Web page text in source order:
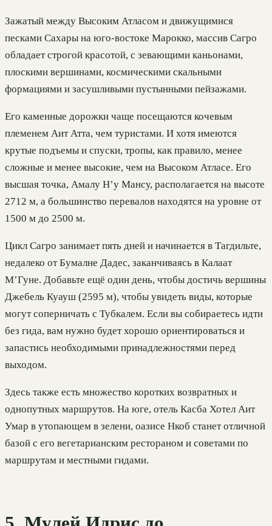
Зажатый между Высоким Атласом и движущимися
песками Сахары на юго-востоке Марокко, массив Сагро
обладает строгой красотой, с зевающими каньонами,
плоскими вершинами, космическими скальными
формациями и засушливыми пустынными пейзажами.
Его каменные дорожки чаще посещаются кочевым
племенем Аит Атта, чем туристами. И хотя имеются
крутые подъемы и спуски, тропы, как правило, менее
сложные и менее высокие, чем на Высоком Атласе. Его
высшая точка, Амалу Н’у Мансу, располагается на высоте
2712 м, а большинство перевалов находятся на уровне от
1500 м до 2500 м.
Цикл Сагро занимает пять дней и начинается в Тагдильте,
недалеко от Бумалне Дадес, заканчиваясь в Калаат
М’Гуне. Добавьте ещё один день, чтобы достичь вершины
Джебель Куауш (2595 м), чтобы увидеть виды, которые
могут соперничать с Тубкалем. Если вы собираетесь идти
без гида, вам нужно будет хорошо ориентироваться и
запастись необходимыми принадлежностями перед
выходом.
Здесь также есть множество коротких возвратных и
однопутных маршрутов. На юге, отель Касба Хотел Аит
Умар в утопающем в зелени, оазисе Нкоб станет отличной
базой с его вегетарианским рестораном и советами по
маршрутам и местными гидами.